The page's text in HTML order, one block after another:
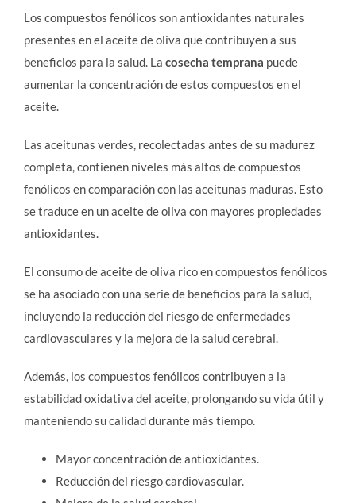
Los compuestos fenólicos son antioxidantes naturales
presentes en el aceite de oliva que contribuyen a sus
beneficios para la salud. La cosecha temprana puede
aumentar la concentración de estos compuestos en el
aceite.
Las aceitunas verdes, recolectadas antes de su madurez
completa, contienen niveles más altos de compuestos
fenólicos en comparación con las aceitunas maduras. Esto
se traduce en un aceite de oliva con mayores propiedades
antioxidantes.
El consumo de aceite de oliva rico en compuestos fenólicos
se ha asociado con una serie de beneficios para la salud,
incluyendo la reducción del riesgo de enfermedades
cardiovasculares y la mejora de la salud cerebral.
Además, los compuestos fenólicos contribuyen a la
estabilidad oxidativa del aceite, prolongando su vida útil y
manteniendo su calidad durante más tiempo.
Mayor concentración de antioxidantes.
Reducción del riesgo cardiovascular.